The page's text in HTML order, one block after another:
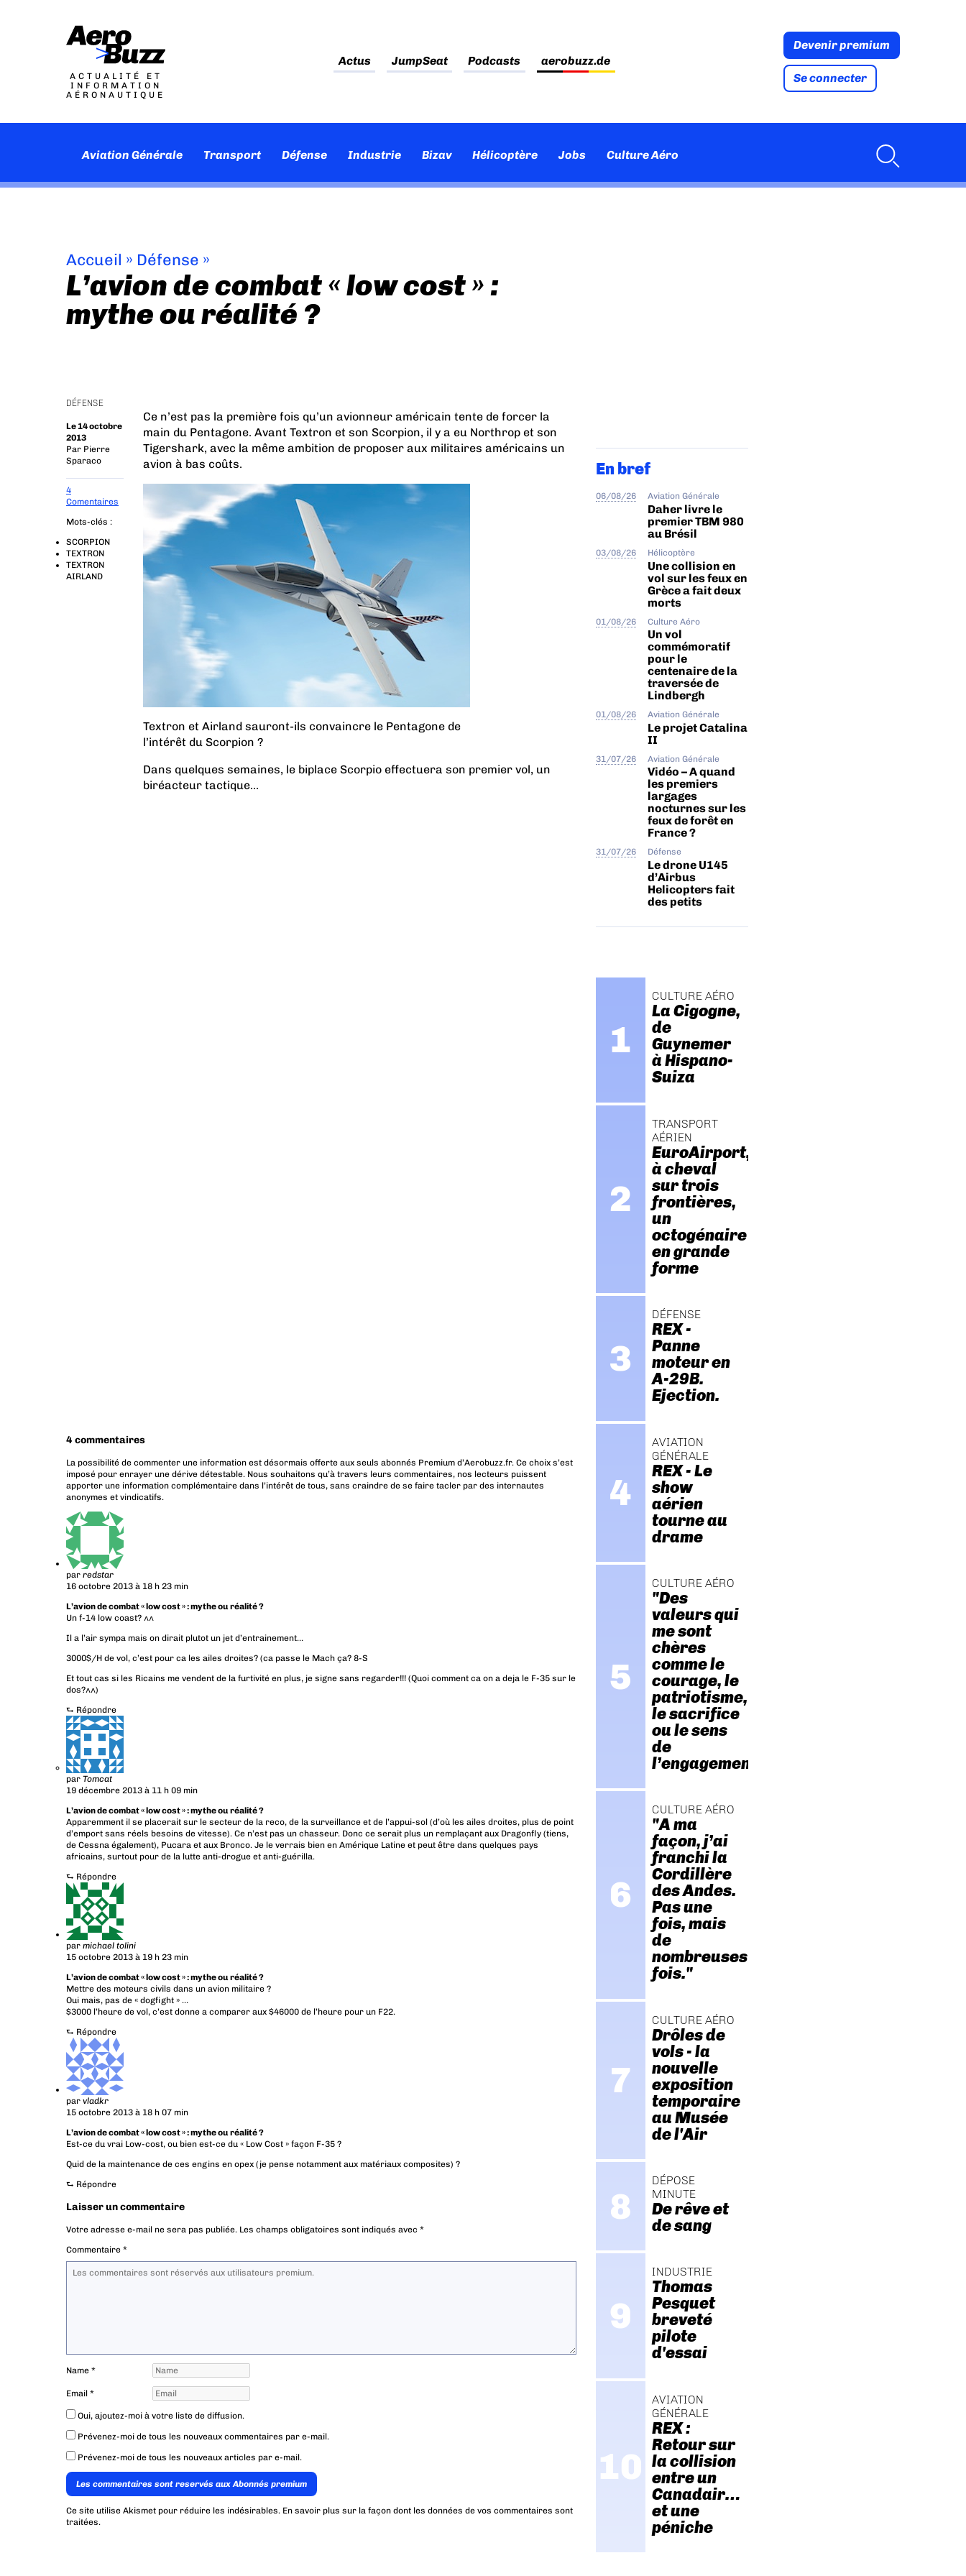
ACTUALITÉ ET
INFORMATION
AÉRONAUTIQUE
Actus JumpSeat Podcasts aerobuzz.de
Devenir premium
Se connecter
Aviation Générale Transport Défense Industrie Bizav Hélicoptère Jobs Culture Aéro
Accueil » Défense »
L’avion de combat « low cost » :
mythe ou réalité ?
DÉFENSE
Le 14 octobre
2013
Par Pierre
Sparaco
4
Comentaires
Mots-clés :
SCORPION
TEXTRON
TEXTRON
AIRLAND
Ce n’est pas la première fois qu’un avionneur américain tente de forcer la
main du Pentagone. Avant Textron et son Scorpion, il y a eu Northrop et son
Tigershark, avec la même ambition de proposer aux militaires américains un
avion à bas coûts.
Textron et Airland sauront-ils convaincre le Pentagone de
l’intérêt du Scorpion ?
Dans quelques semaines, le biplace Scorpio effectuera son premier vol, un
biréacteur tactique...
4 commentaires
La possibilité de commenter une information est désormais offerte aux seuls abonnés Premium d’Aerobuzz.fr. Ce choix s’est
imposé pour enrayer une dérive détestable. Nous souhaitons qu’à travers leurs commentaires, nos lecteurs puissent
apporter une information complémentaire dans l’intérêt de tous, sans craindre de se faire tacler par des internautes
anonymes et vindicatifs.
par redstar
16 octobre 2013 à 18 h 23 min
L’avion de combat « low cost » : mythe ou réalité ?
Un f-14 low coast? ^^
Il a l’air sympa mais on dirait plutot un jet d’entrainement…
3000$/H de vol, c’est pour ca les ailes droites? (ca passe le Mach ça? 8-S
Et tout cas si les Ricains me vendent de la furtivité en plus, je signe sans regarder!!! (Quoi comment ca on a deja le F-35 sur le
dos?^^)
⮑ Répondre
par Tomcat
19 décembre 2013 à 11 h 09 min
L’avion de combat « low cost » : mythe ou réalité ?
Apparemment il se placerait sur le secteur de la reco, de la surveillance et de l’appui-sol (d’où les ailes droites, plus de point
d’emport sans réels besoins de vitesse). Ce n’est pas un chasseur. Donc ce serait plus un remplaçant aux Dragonfly (tiens,
de Cessna également), Pucara et aux Bronco. Je le verrais bien en Amérique Latine et peut être dans quelques pays
africains, surtout pour de la lutte anti-drogue et anti-guérilla.
⮑ Répondre
par michael tolini
15 octobre 2013 à 19 h 23 min
L’avion de combat « low cost » : mythe ou réalité ?
Mettre des moteurs civils dans un avion militaire ?
Oui mais, pas de « dogfight » …
$3000 l’heure de vol, c’est donne a comparer aux $46000 de l’heure pour un F22.
⮑ Répondre
par vladkr
15 octobre 2013 à 18 h 07 min
L’avion de combat « low cost » : mythe ou réalité ?
Est-ce du vrai Low-cost, ou bien est-ce du « Low Cost » façon F-35 ?
Quid de la maintenance de ces engins en opex (je pense notamment aux matériaux composites) ?
⮑ Répondre
Laisser un commentaire
Votre adresse e-mail ne sera pas publiée. Les champs obligatoires sont indiqués avec *
Commentaire *
Name *
Email *
Oui, ajoutez-moi à votre liste de diffusion.
Prévenez-moi de tous les nouveaux commentaires par e-mail.
Prévenez-moi de tous les nouveaux articles par e-mail.
Les commentaires sont reservés aux Abonnés premium
Ce site utilise Akismet pour réduire les indésirables. En savoir plus sur la façon dont les données de vos commentaires sont
traitées.
En bref
06/08/26 Aviation Générale
Daher livre le
premier TBM 980
au Brésil
03/08/26 Hélicoptère
Une collision en
vol sur les feux en
Grèce a fait deux
morts
01/08/26 Culture Aéro
Un vol
commémoratif
pour le
centenaire de la
traversée de
Lindbergh
01/08/26 Aviation Générale
Le projet Catalina
II
31/07/26 Aviation Générale
Vidéo – A quand
les premiers
largages
nocturnes sur les
feux de forêt en
France ?
31/07/26 Défense
Le drone U145
d’Airbus
Helicopters fait
des petits
CULTURE AÉRO
La Cigogne,
de
Guynemer
à Hispano-
Suiza
TRANSPORT
AÉRIEN
EuroAirport,
à cheval
sur trois
frontières,
un
octogénaire
en grande
forme
DÉFENSE
REX -
Panne
moteur en
A-29B.
Ejection.
AVIATION
GÉNÉRALE
REX - Le
show
aérien
tourne au
drame
CULTURE AÉRO
"Des
valeurs qui
me sont
chères
comme le
courage, le
patriotisme,
le sacrifice
ou le sens
de
l’engagement."
CULTURE AÉRO
"A ma
façon, j’ai
franchi la
Cordillère
des Andes.
Pas une
fois, mais
de
nombreuses
fois."
CULTURE AÉRO
Drôles de
vols - la
nouvelle
exposition
temporaire
au Musée
de l'Air
DÉPOSE
MINUTE
De rêve et
de sang
INDUSTRIE
Thomas
Pesquet
breveté
pilote
d'essai
AVIATION
GÉNÉRALE
REX :
Retour sur
la collision
entre un
Canadair…
et une
péniche